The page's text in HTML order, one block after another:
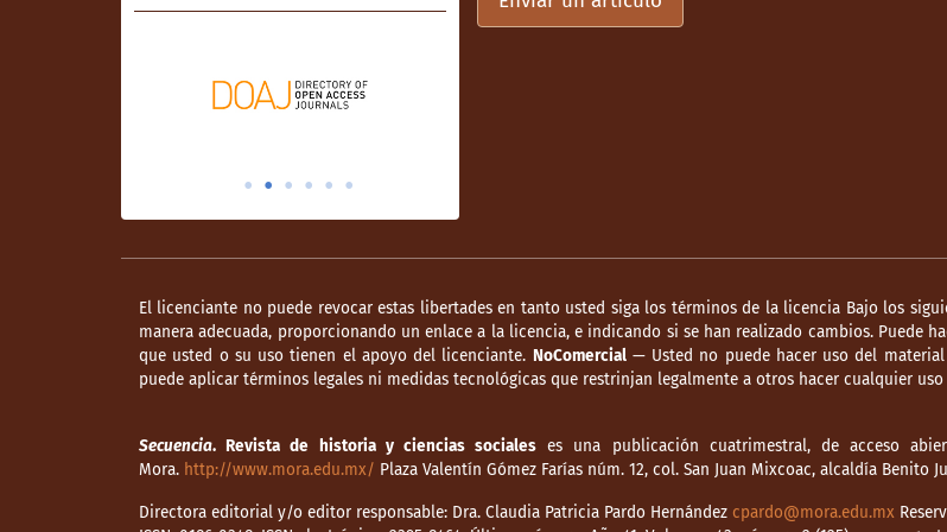
tomó en los sucesos de diciembre de 1857. Imprenta de Juan Abadiano.
Estado de Puebla; inehrm.
Económica.
Rivera Cambas, M. (1873). Los gobernantes de México: galerías de biografías y retratos
Rivera Cambas, M. (1888-1895). Historia de la intervención europea y norteamericana en
México y del imperio de Maximiliano de Habsburgo (3 vols.). Tipografía de Aguilar e
Hijos.
Rodríguez Baca, E. (2023). El Ayuntamiento de la Ciudad de México y la guerra de
Reforma, 1857-1861. unam-iij.
Roeder, R. (1972). Juárez y su México (2a. ed.). Fondo de Cultura Económica.
El licenciante no puede revocar estas libertades en tanto usted siga los términos de la licencia Bajo los
manera adecuada, proporcionando un enlace a la licencia, e indicando si se han realizado cambios. Puede
que usted o su uso tienen el apoyo del licenciante. NoComercial— Usted no puede hacer uso del
puede aplicar términos legales ni medidas tecnológicas que restrinjan legalmente a otros hacer cualquier
Secuencia. Revista de historia y ciencias sociales es una publicación cuatrimestral, de acceso
Mora. http://www.mora.edu.mx/ Plaza Valentín Gómez Farías núm. 12, col. San Juan Mixcoac, alcaldía Benito
Directora editorial y/o editor responsable: Dra. Claudia Patricia Pardo Hernández cpardo@mora.edu.mx